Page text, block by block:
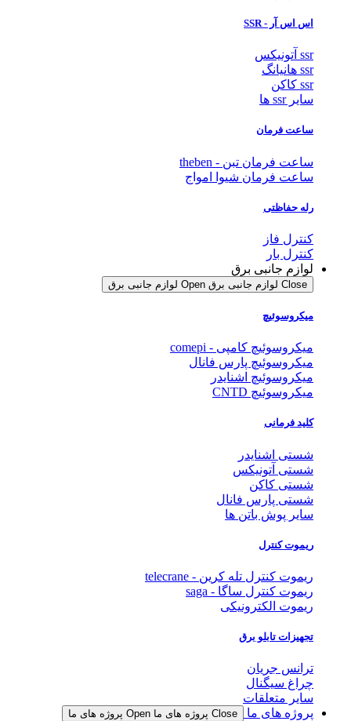
اس اس آر - SSR
ssr آتونیکس
ssr هانیانگ
ssr کاکن
سایر ssr ها
ساعت فرمان
ساعت فرمان تبن - theben
ساعت فرمان شیوا امواج
رله حفاظتی
کنترل فاز
کنترل بار
لوازم جانبی برق
Close لوازم جانبی برق Open لوازم جانبی برق
میکروسوئیچ
میکروسوئیچ کامپی - comepi
میکروسوئیچ پارس فانال
میکروسوئیچ اشنایدر
میکروسوئیچ CNTD
کلید فرمانی
شستی اشنایدر
شستی آتونیکس
شستی کاکن
شستی پارس فانال
سایر پوش باتن ها
ریموت کنترل
ریموت کنترل تله کرین - telecrane
ریموت کنترل ساگا - saga
ریموت الکترونیکی
تجهیزات تابلو برق
ترانس جریان
چراغ سیگنال
سایر متعلقات
پروژه های ما
Close پروژه های ما Open پروژه های ما